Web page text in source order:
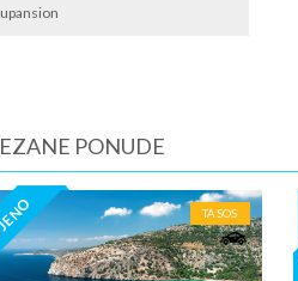
PONUDE
TASOS